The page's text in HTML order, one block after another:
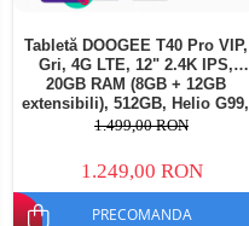
Tabletă DOOGEE T40 Pro VIP,
Gri, 4G LTE, 12" 2.4K IPS,
20GB RAM (8GB + 12GB
extensibili), 512GB, Helio G99,
10800mAh, 33W, Android 14,
1.499,00 RON
1.249,00 RON
PRECOMANDA